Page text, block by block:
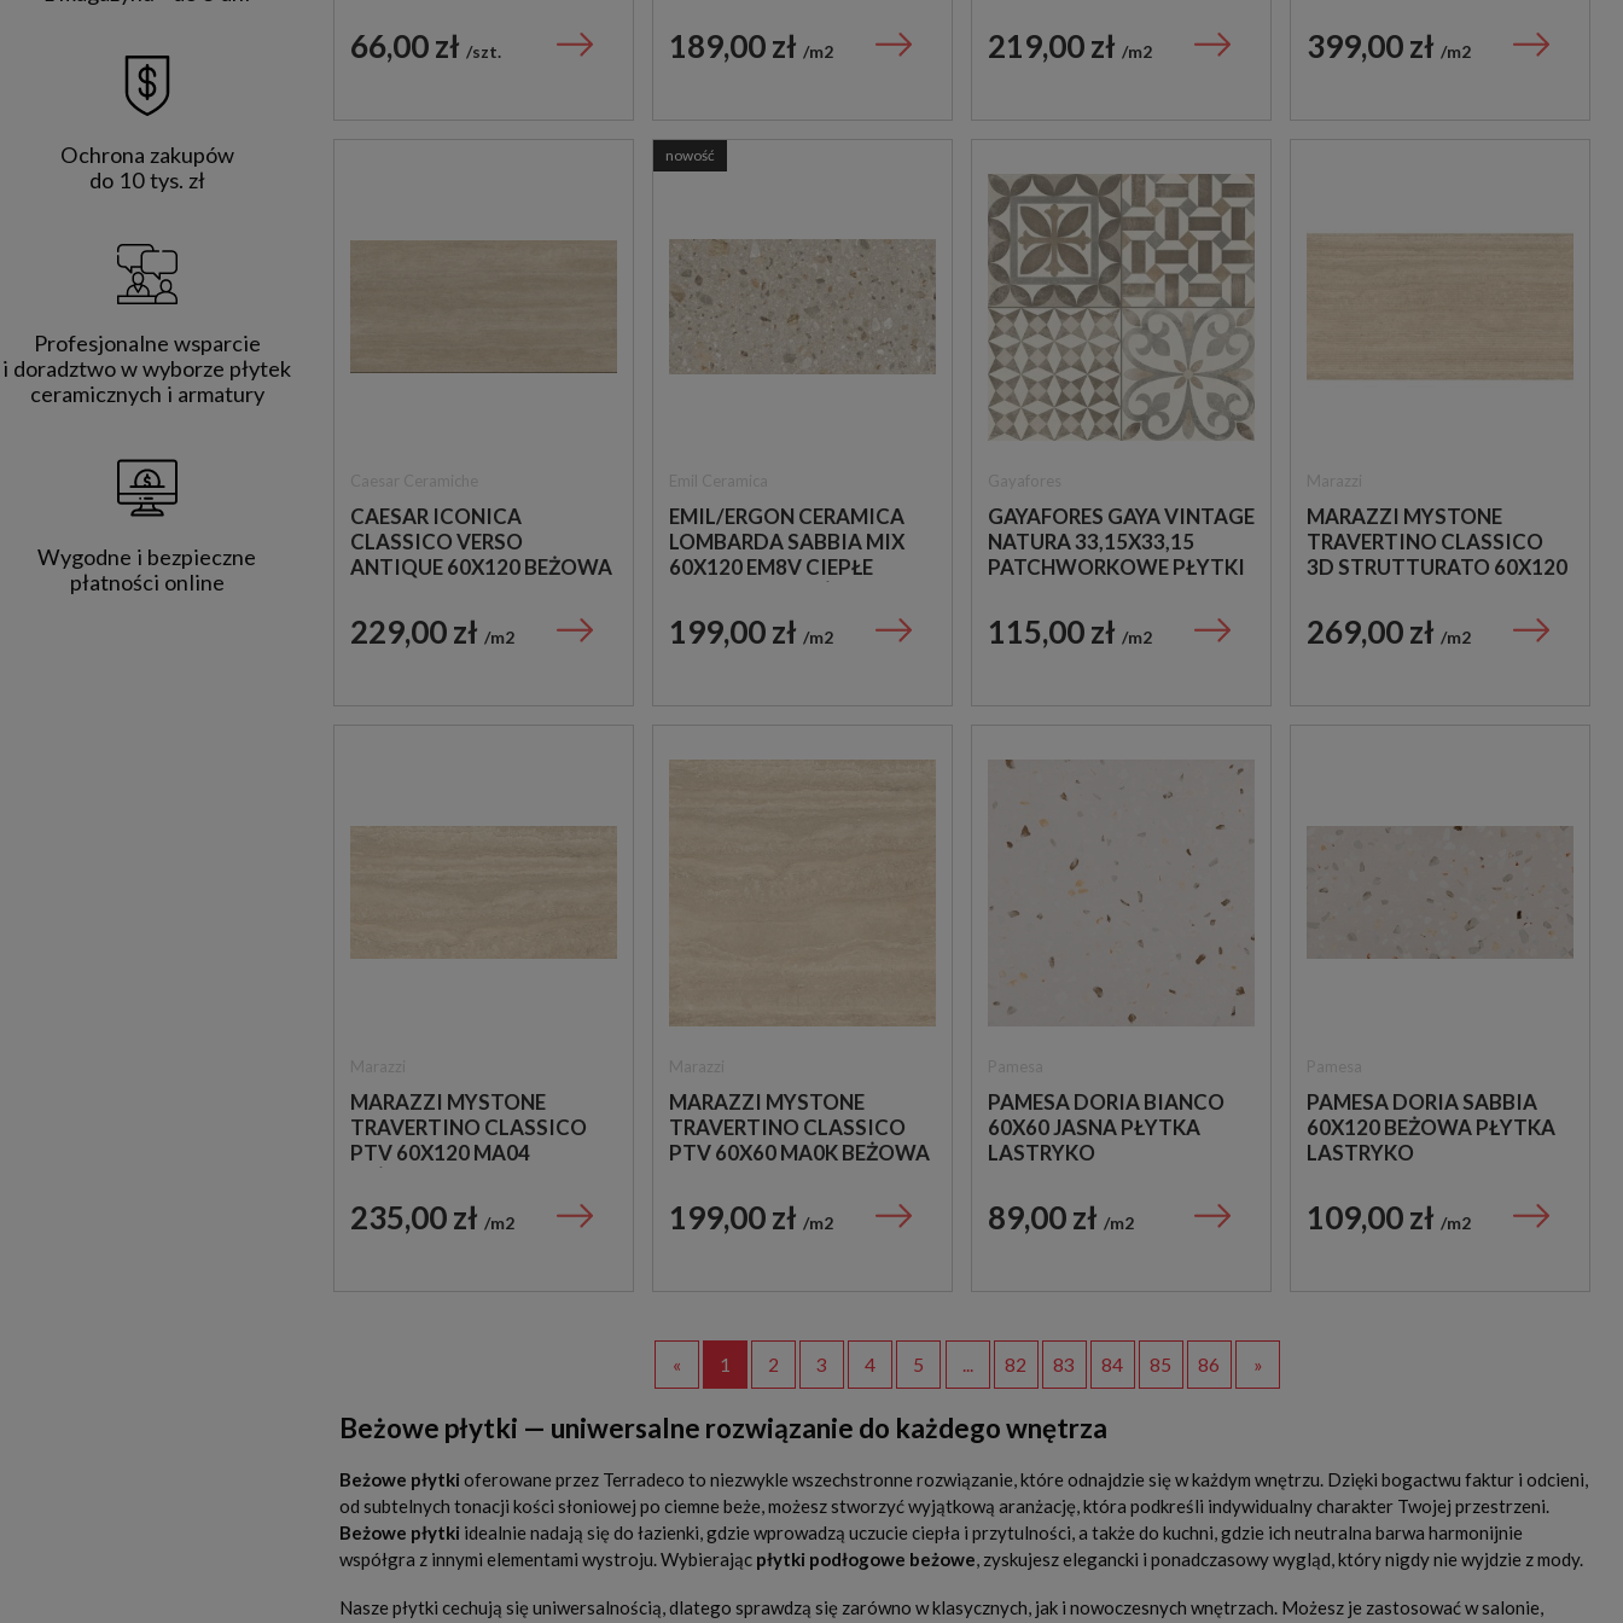
Ochrona zakupów
do 10 tys. zł
Profesjonalne wsparcie
i doradztwo w wyborze płytek
ceramicznych i armatury
Wygodne i bezpieczne
płatności online
66,00 zł szt. 189,00 zł m2
TRAWERTYN
219,00 zł m2 399,00 zł m2
CAESAR ICONICA
CLASSICO VERSO
ANTIQUE 60X120 BEŻOWA
IMITUJĄCA TRAWERTYN
229,00 zł m2
EMIL/ERGON CERAMICA
LOMBARDA SABBIA MIX
60X120 EM8V CIEPŁE
OCZKIEM
199,00 zł m2
nowość
GAYAFORES GAYA VINTAGE
NATURA 33,15X33,15
PATCHWORKOWE PŁYTKI
115,00 zł m2
MARAZZI MYSTONE
TRAVERTINO CLASSICO
3D STRUTTURATO 60X120
TRAWERTYNOWE
269,00 zł m2
MARAZZI MYSTONE
TRAVERTINO CLASSICO
PTV 60X120 MA04
TRAWERTYNOWA
235,00 zł m2
MARAZZI MYSTONE
TRAVERTINO CLASSICO
PTV 60X60 MA0K BEŻOWA
199,00 zł m2
PAMESA DORIA BIANCO
60X60 JASNA PŁYTKA
LASTRYKO
89,00 zł m2
PAMESA DORIA SABBIA
60X120 BEŻOWA PŁYTKA
LASTRYKO
109,00 zł m2
« 1 2 3 4 5 ... 82 83 84 85 86 »
Beżowe płytki — uniwersalne rozwiązanie do każdego wnętrza
Beżowe płytki oferowane przez Terradeco to niezwykle wszechstronne rozwiązanie, które odnajdzie się w każdym wnętrzu. Dzięki bogactwu faktur i odcieni,
od subtelnych tonacji kości słoniowej po ciemne beże, możesz stworzyć wyjątkową aranżację, która podkreśli indywidualny charakter Twojej przestrzeni.
Beżowe płytki idealnie nadają się do łazienki, gdzie wprowadzą uczucie ciepła i przytulności, a także do kuchni, gdzie ich neutralna barwa harmonijnie
współgra z innymi elementami wystroju. Wybierając płytki podłogowe beżowe , zyskujesz elegancki i ponadczasowy wygląd, który nigdy nie wyjdzie z mody.
Nasze płytki cechują się uniwersalnością, dlatego sprawdzą się zarówno w klasycznych, jak i nowoczesnych wnętrzach. Możesz je zastosować w salonie,